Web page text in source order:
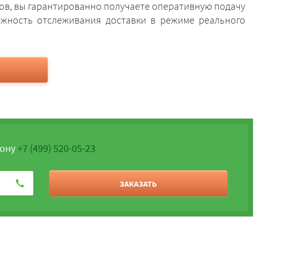
вы гарантированно получаете оперативную подачу
отслеживания доставки в режиме реального
+7 (499) 520-05-23
ЗАКАЗАТЬ